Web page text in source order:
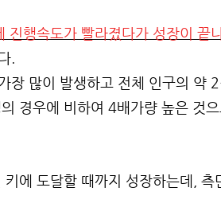
진행속도가 빨라졌다가 성장이 끝
.
장 많이 발생하고 전체 인구의 약
경우에 비하여 4배가량 높은 것
에 도달할 때까지 성장하는데, 측